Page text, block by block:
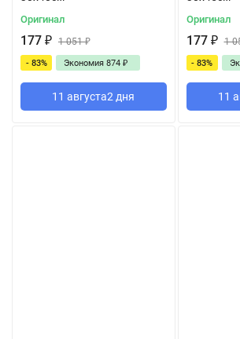
Оригинал
177 ₽ 1 051₽
- 83% Экономия 874 ₽
11 августа2 дня
Оригинал
177 ₽ 1
- 83%
11